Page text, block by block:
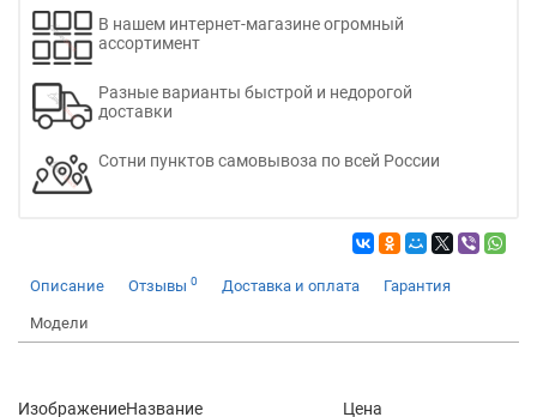
В нашем интернет-магазине огромный
ассортимент
Разные варианты быстрой и недорогой
доставки
Сотни пунктов самовывоза по всей России
Описание Отзывы 0 Доставка и оплата Гарантия
Модели
ИзображениеНазвание Цена